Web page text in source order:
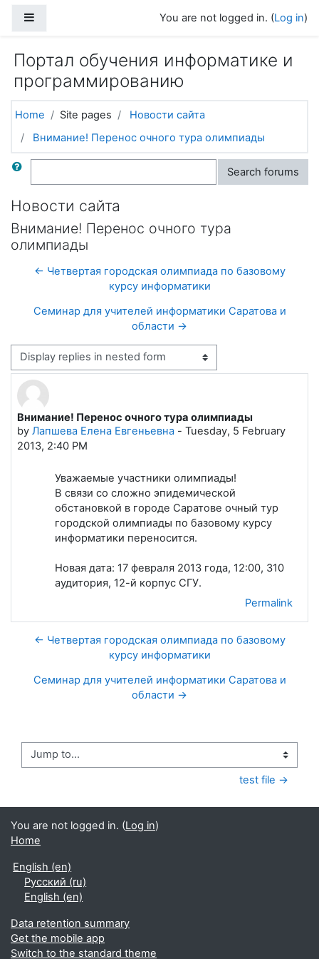
You are not logged in. (Log in)
Портал обучения информатике и
программированию
Home Site pages
Новости сайта
Внимание! Перенос очного тура олимпиады
Search Search forums
Новости сайта
Внимание! Перенос очного тура
олимпиады
← Четвертая городская олимпиада по базовому
курсу информатики
Семинар для учителей информатики Саратова и
области →
Display mode
Внимание! Перенос очного тура олимпиады
by Лапшева Елена Евгеньевна - Tuesday, 5 February
2013, 2:40 PM
Number of replies: 0
Уважаемые участники олимпиады!
В связи со сложно эпидемической
обстановкой в городе Саратове очный тур
городской олимпиады по базовому курсу
информатики переносится.
Новая дата: 17 февраля 2013 года, 12:00, 310
аудитория, 12-й корпус СГУ.
Permalink
← Четвертая городская олимпиада по базовому
курсу информатики
Семинар для учителей информатики Саратова и
области →
Jump to...
test file →
You are not logged in. (Log in)
Home
English ‎(en)‎
Русский ‎(ru)‎
English ‎(en)‎
Data retention summary
Get the mobile app
Switch to the standard theme